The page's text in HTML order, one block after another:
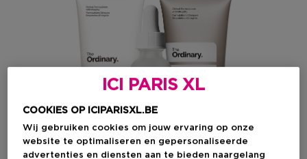
ICI PARIS XL
COOKIES OP ICIPARISXL.BE
Wij gebruiken cookies om jouw ervaring op onze
website te optimaliseren en gepersonaliseerde
advertenties en diensten aan te bieden naargelang